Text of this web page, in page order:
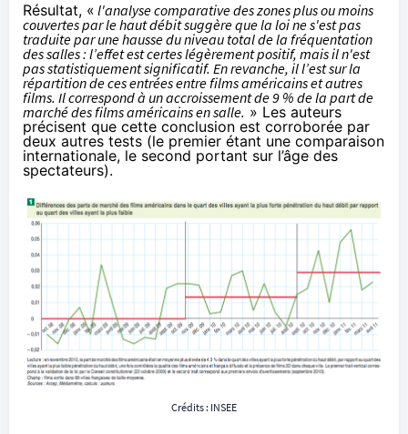
Résultat, « l'analyse comparative des zones plus ou moins
couvertes par le haut débit suggère que la loi ne s'est pas
traduite par une hausse du niveau total de la fréquentation
des salles : l’effet est certes légèrement positif, mais il n'est
pas statistiquement significatif. En revanche, il l’est sur la
répartition de ces entrées entre films américains et autres
films. Il correspond à un accroissement de 9 % de la part de
marché des films américains en salle. » Les auteurs
précisent que cette conclusion est corroborée par
deux autres tests (le premier étant une comparaison
internationale, le second portant sur l’âge des
spectateurs).
Crédits : INSEE